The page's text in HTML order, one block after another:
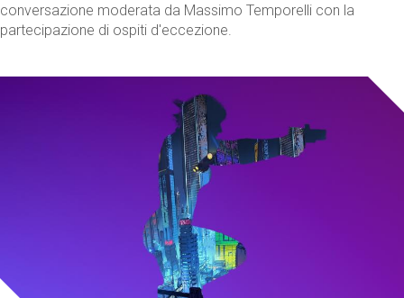
conversazione moderata da Massimo Temporelli con la
partecipazione di ospiti d'eccezione.